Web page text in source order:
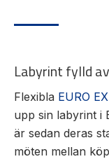
till!
support
Offertförfrågan
Labyrint fylld
Flexibla EURO
upp sin labyrint i
är sedan deras
möten mellan